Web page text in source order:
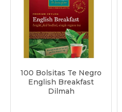
100 Bolsitas Te Negro
English Breakfast
Dilmah